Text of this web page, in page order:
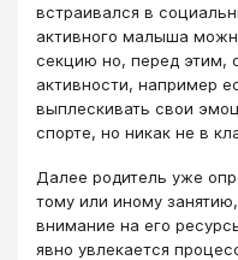
встраивался в
активного малыша
секцию но, перед этим,
активности, например
выплескивать свои
спорте, но никак не в
Далее родитель уже
тому или иному
внимание на его
явно увлекается